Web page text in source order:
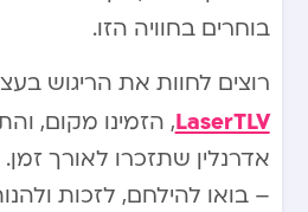
בוחרים בחוויה הזו.
רוצים לחוות את הריגוש
LaserTLV, הזמינו מקום,
אדרנלין שתזכרו לאורך
– בואו להילחם, לזכות